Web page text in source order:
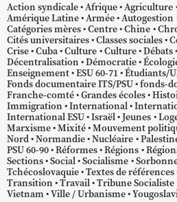
Action syndicale Afrique Agriculture
Amérique Latine Armée Autogestion
Catégories mères Centre Chine
Cités universitaires Classes sociales
Crise Cuba Culture Culture Débats
Décentralisation Démocratie
Enseignement ESU 60-71 Étudiants/
Fonds documentaire ITS/PSU fonds-
Franche-comté Grandes écoles
Immigration International
International ESU Israël Jeunes
Marxisme Mixité Mouvement
Nord Normandie Nucléaire
PSU 60-90 Réformes Régions
Sections Social Socialisme
Tchécoslovaquie Textes de références
Transition Travail Tribune Socialiste
Vietnam Ville / Urbanisme